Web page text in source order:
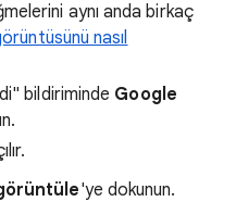
aynı anda birkaç
nasıl
bildiriminde Google
'ye dokunun.